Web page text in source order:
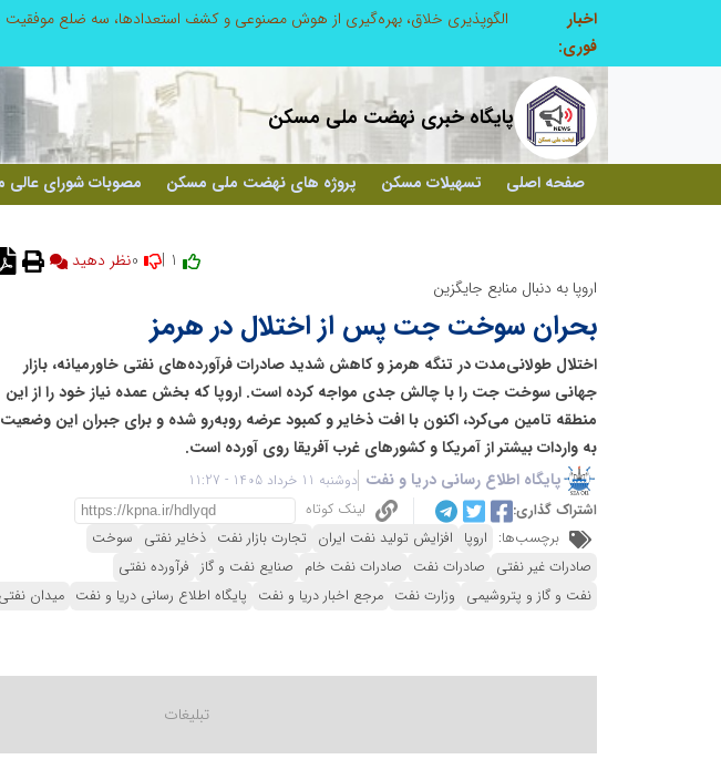
اخبار
فوری:
پایگاه خبری نهضت ملی مسکن
صفحه اصلی تسهیلات مسکن پروژه های نهضت ملی مسکن مصوبات شورای
نظر دهید
اروپا به دنبال منابع جایگزین
بحران سوخت جت پس از اختلال در هرمز
اختلال طولانی‌مدت در تنگه هرمز و کاهش شدید صادرات فرآورده‌های نفتی خاورمیانه، بازار
جهانی سوخت جت را با چالش جدی مواجه کرده است. اروپا که بخش عمده نیاز خود را از این
منطقه تامین می‌کرد، اکنون با افت ذخایر و کمبود عرضه روبه‌رو شده و برای جبران این وضعیت
به واردات بیشتر از آمریکا و کشورهای غرب آفریقا روی آورده است.
پایگاه اطلاع رسانی دریا و نفت دوشنبه 11 خرداد 1405 - 11:27
اشتراک گذاری:
لینک کوتاه
برچسب‌ها: اروپا افزایش تولید نفت ایران تجارت بازار نفت ذخایر نفتی سوخت
صادرات غیر نفتی صادرات نفت صادرات نفت خام صنایع نفت و گاز فرآورده نفتی
نفت و گاز و پتروشیمی وزارت نفت مرجع اخبار دریا و نفت پایگاه اطلاع رسانی دریا و نفت میدان نفتی